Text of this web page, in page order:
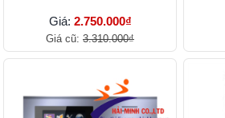
Giá: 2.750.000₫
Giá cũ: 3.310.000₫